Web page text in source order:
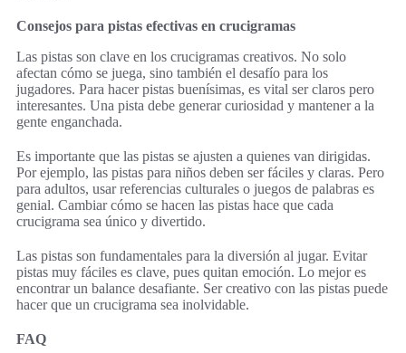
Consejos para pistas efectivas en crucigramas
Las pistas son clave en los crucigramas creativos. No solo
afectan cómo se juega, sino también el desafío para los
jugadores. Para hacer pistas buenísimas, es vital ser claros pero
interesantes. Una pista debe generar curiosidad y mantener a la
gente enganchada.
Es importante que las pistas se ajusten a quienes van dirigidas.
Por ejemplo, las pistas para niños deben ser fáciles y claras. Pero
para adultos, usar referencias culturales o juegos de palabras es
genial. Cambiar cómo se hacen las pistas hace que cada
crucigrama sea único y divertido.
Las pistas son fundamentales para la diversión al jugar. Evitar
pistas muy fáciles es clave, pues quitan emoción. Lo mejor es
encontrar un balance desafiante. Ser creativo con las pistas puede
hacer que un crucigrama sea inolvidable.
FAQ